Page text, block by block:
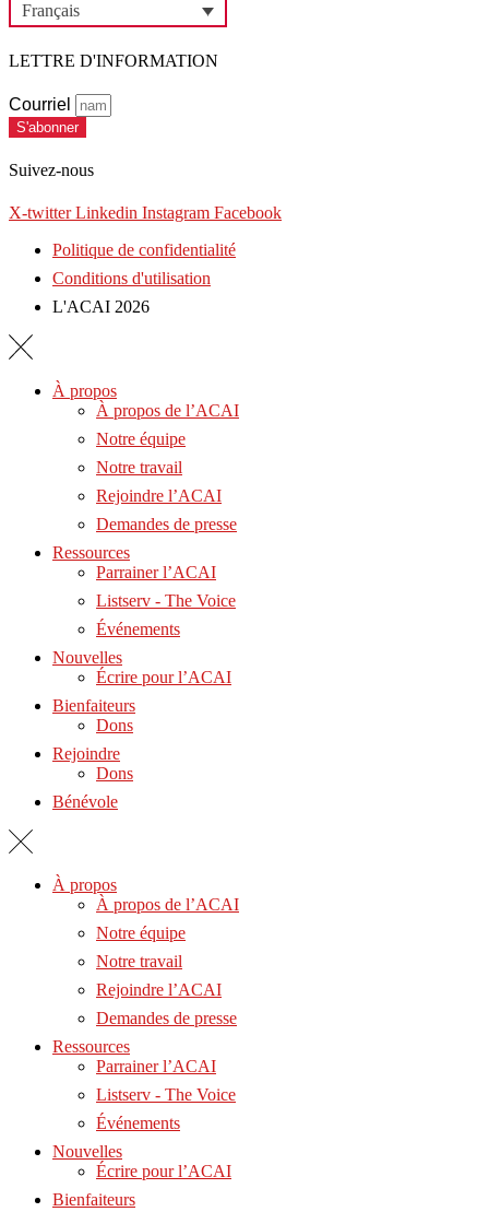
Français
LETTRE D'INFORMATION
Courriel
S'abonner
Suivez-nous
X-twitter Linkedin Instagram Facebook
Politique de confidentialité
Conditions d'utilisation
L'ACAI 2026
À propos
À propos de l’ACAI
Notre équipe
Notre travail
Rejoindre l’ACAI
Demandes de presse
Ressources
Parrainer l’ACAI
Listserv - The Voice
Événements
Nouvelles
Écrire pour l’ACAI
Bienfaiteurs
Dons
Rejoindre
Dons
Bénévole
À propos
À propos de l’ACAI
Notre équipe
Notre travail
Rejoindre l’ACAI
Demandes de presse
Ressources
Parrainer l’ACAI
Listserv - The Voice
Événements
Nouvelles
Écrire pour l’ACAI
Bienfaiteurs